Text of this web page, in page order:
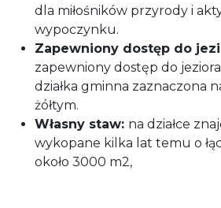
dla miłośników przyrody i
wypoczynku.
Zapewniony dostęp do
zapewniony dostęp do
działka gminna zaznaczona
żółtym.
Własny staw: na działce
wykopane kilka lat temu o
około 3000 m2,